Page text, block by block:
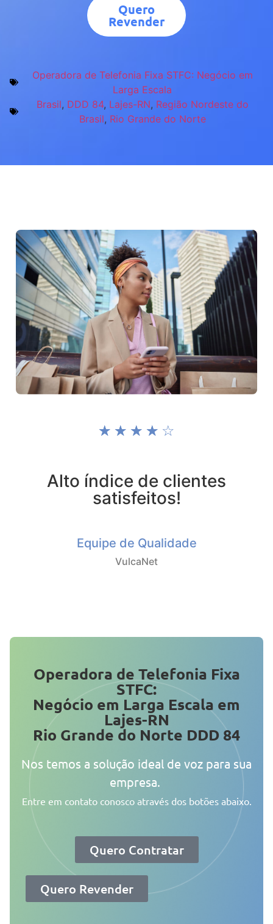
Quero
Revender
Operadora de Telefonia Fixa STFC: Negócio em
Larga Escala
Brasil, DDD 84, Lajes-RN, Região Nordeste do
Brasil, Rio Grande do Norte
☆ ☆ ☆ ☆ ☆
Alto índice de clientes
satisfeitos!
Equipe de Qualidade
VulcaNet
Operadora de Telefonia Fixa
STFC:
Negócio em Larga Escala em
Lajes-RN
Rio Grande do Norte DDD 84
Nos temos a solução ideal de voz para sua
empresa.
Entre em contato conosco através dos botões abaixo.
Quero Contratar
Quero Revender